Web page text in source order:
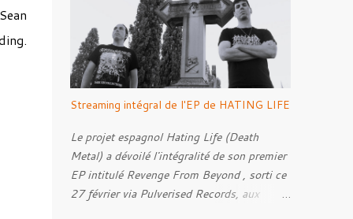
critique et fascination pour ses symboles.
Pour alimenter cette réflexion, Tracks est
allé à la rencontre de Noise ( Kanonenfieber
) et de Dmytro Kumar ( 1914 ), qui
reviennent sur leur intérêt pour la Première
Guerre mondiale. Le documentaire donne
également la parole au producteur Kristian
"Kohle" Kohlmannslehner, collaborateur de
1914 , ainsi qu'à l'historien Ralf Raths,
directeur du Musée allemand des blindés de
Streaming intégral de l'EP de HATING LIFE
Le projet espagnol Hating Life (Death
Metal) a dévoilé l'intégralité de son premier
EP intitulé Revenge From Beyond , sorti ce
27 février via Pulverised Records, aux